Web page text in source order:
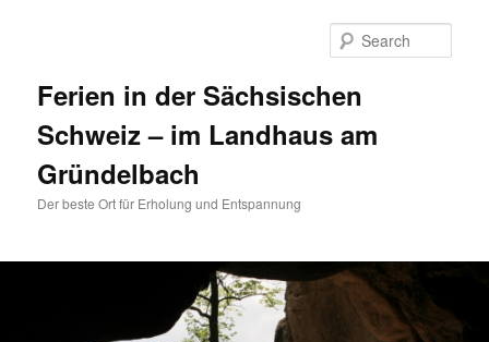
Ferien in der Sächsischen
Schweiz – im Landhaus am
Gründelbach
Der beste Ort für Erholung und Entspannung